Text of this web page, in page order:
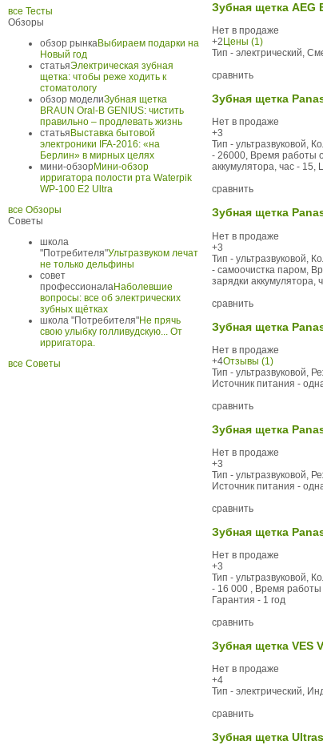
Зубная щетка AEG
Нет в продаже
+2 Цены (1)
Тип - электрический,
сравнить
Зубная щетка
Нет в продаже
+3
Тип - ультразвуковой,
- 26000, Время работы
аккумулятора, час - 15,
сравнить
Зубная щетка
Нет в продаже
+3
Тип - ультразвуковой,
- самоочистка паром,
зарядки аккумулятора,
сравнить
Зубная щетка
Нет в продаже
+4Отзывы (1)
Тип - ультразвуковой,
Источник питания -
сравнить
Зубная щетка
Нет в продаже
+3
Тип - ультразвуковой,
Источник питания -
сравнить
Зубная щетка
Нет в продаже
+3
Тип - ультразвуковой,
- 16 000 , Время работы
Гарантия - 1 год
сравнить
Зубная щетка VES
Нет в продаже
+4
Тип - электрический,
сравнить
Зубная щетка
все Тесты
Обзоры
обзор рынкаВыбираем подарки на
Новый год
статьяЭлектрическая зубная
щетка: чтобы реже ходить к
стоматологу
обзор моделиЗубная щетка
BRAUN Oral-B GENIUS: чистить
правильно – продлевать жизнь
статья Выставка бытовой
электроники IFA-2016: «на
Берлин» в мирных целях
мини-обзорМини-обзор
ирригатора полости рта Waterpik
WP-100 E2 Ultra
все Обзоры
Советы
школа
"Потребителя"Ультразвуком лечат
не только дельфины
совет
профессионалаНаболевшие
вопросы: все об электрических
зубных щётках
школа "Потребителя"Не прячь
свою улыбку голливудскую... От
ирригатора.
все Советы